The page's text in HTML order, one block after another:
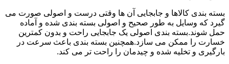
بسته بندی کالاها و جابجایی آن ها وقتی درست و اصولی صورت می
گیرد که وسایل به طور صحیح و اصولی بسته بندی شده و آماده
حمل شوند.بسته بندی اصولی یک جابجایی راحت و بدون کمترین
خسارت را ممکن می سازد.همچنین بسته بندی باعث سرعت در
بارگیری و تخلیه شده و چیدمان را راحت تر می کند.